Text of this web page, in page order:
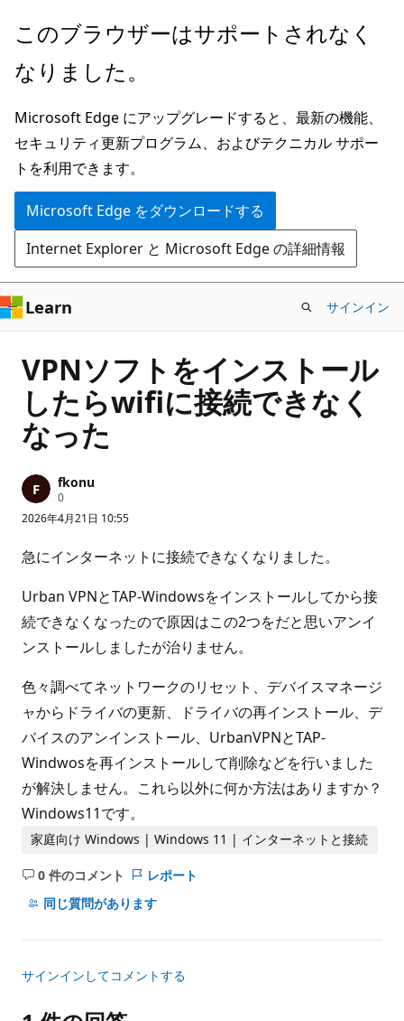
メ
ン
ン
テ
ン
ツ
に
ス
キ
ッ
プ
このブラウザーはサポートされなく
なりました。
Microsoft Edge にアップグレードすると、最新の機能、
セキュリティ更新プログラム、およびテクニカル サポー
トを利用できます。
Microsoft Edge をダウンロードする
Internet Explorer と Microsoft Edge の詳細情報
Learn サインイン
VPNソフトをインストール
したらwifiに接続できなく
なった
fkonu
0評
価
の
イ
ン
2026年4月21日 10:55
急にインターネットに接続できなくなりました。
Urban VPNとTAP-Windowsをインストールしてから接
続できなくなったので原因はこの2つをだと思いアンイ
ンストールしましたが治りません。
色々調べてネットワークのリセット、デバイスマネージ
ャからドライバの更新、ドライバの再インストール、デ
バイスのアンインストール、UrbanVPNとTAP-
Windwosを再インストールして削除などを行いました
が解決しません。これら以外に何か方法はありますか？
Windows11です。
家庭向け Windows | Windows 11 | インターネットと接続
0 件のコメント
コ
メ
ト
あ
ま
レポート
同じ質問があります
サインインしてコメントする